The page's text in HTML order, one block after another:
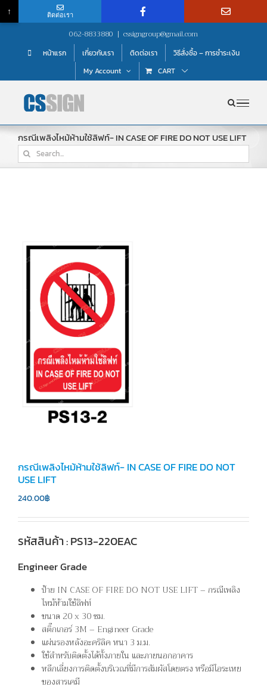
content
062-8833880 | cssigngroup@gmail.com
หน้าแรก เกี่ยวกับเรา ติดต่อเรา
วิธีสั่งซื้อ – การชำระเงิน
My Account
CART
กรณีเพลิงไหม้ห้ามใช้ลิฟท์- IN CASE OF FIRE DO NOT USE LIFT
Search
for:
กรณีเพลิงไหม้ห้ามใช้ลิฟท์- IN CASE OF FIRE DO NOT
USE LIFT
240.00฿
รหัสสินค้า : PS13-220EAC
Engineer Grade
ป้าย IN CASE OF FIRE DO NOT USE LIFT – กรณีเพลิง
ไหม้ห้ามใช้ลิฟท์
ขนาด 20 x 30 ซม.
สติ๊กเกอร์ 3M – Engineer Grade
แผ่นรองหลังอะคริลิค หนา 3 ม.ม.
ใช้สำหรับติดตั้งได้ทั้งภายใน และภายนอกอาคาร
หลีกเลี่ยงการติดตั้งบริเวณที่มีการสัมผัสโดยตรง หรือมีไอระเหย
ของสารเคมี
↑ ติดต่อเรา